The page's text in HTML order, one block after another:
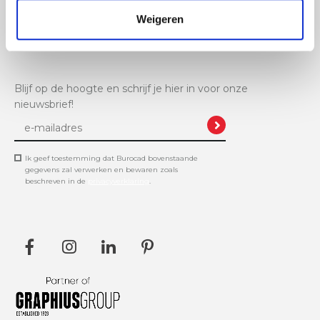
Weigeren
Blijf op de hoogte en schrijf je hier in voor onze
nieuwsbrief!
Ik geef toestemming dat Burocad bovenstaande
gegevens zal verwerken en bewaren zoals
beschreven in de
info@burocad.be